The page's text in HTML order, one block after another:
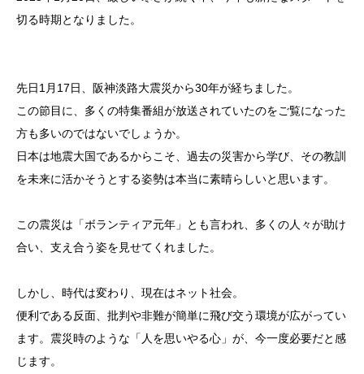
切る時期となりました。
先日1月17日、阪神淡路大震災から30年が経ちました。
この節目に、多くの特集番組が放送されていたのをご覧になった
方も多いのではないでしょうか。
日本は地震大国であるからこそ、過去の災害から学び、その教訓
を未来に活かそうとする姿勢は本当に素晴らしいと思います。
この震災は「ボランティア元年」とも言われ、多くの人々が助け
合い、支え合う姿を見せてくれました。
しかし、時代は変わり、現在はネット社会。
便利である反面、批判や非難が簡単に飛び交う環境が広がってい
ます。震災時のような「人を思いやる心」が、今一度必要だと感
じます。